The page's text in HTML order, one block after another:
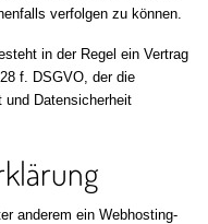
verfolgen zu können.
in der Regel ein Vertrag
f. DSGVO, der die
und Datensicherheit
anderem ein Webhosting-